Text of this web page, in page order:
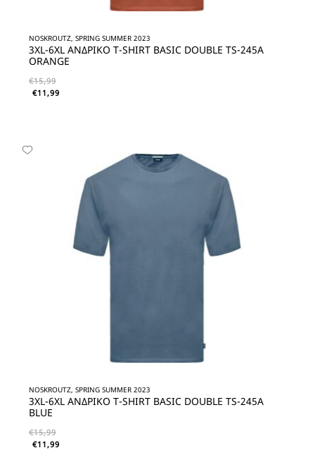
NOSKROUTZ, SPRING SUMMER 2023
3XL-6XL ΑΝΔΡΙΚΟ T-SHIRT BASIC DOUBLE TS-245A
ORANGE
€15,99
€11,99
NOSKROUTZ, SPRING SUMMER 2023
3XL-6XL ΑΝΔΡΙΚΟ T-SHIRT BASIC DOUBLE TS-245A
BLUE
€15,99
€11,99